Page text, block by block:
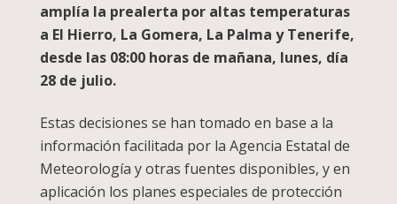
amplía la prealerta por altas temperaturas
a El Hierro, La Gomera, La Palma y Tenerife,
desde las 08:00 horas de mañana, lunes, día
28 de julio.
Estas decisiones se han tomado en base a la
información facilitada por la Agencia Estatal de
Meteorología y otras fuentes disponibles, y en
aplicación los planes especiales de protección